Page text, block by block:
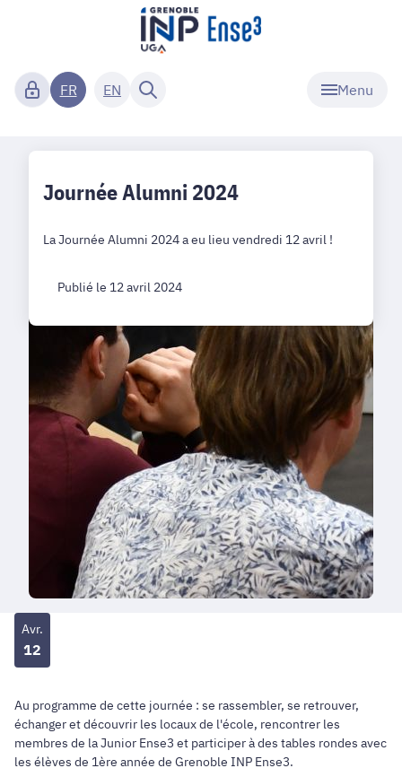
Menu
FR EN
Journée Alumni 2024
La Journée Alumni 2024 a eu lieu vendredi 12 avril !
Publié le 12 avril 2024
Avr.
12
Au programme de cette journée : se rassembler, se retrouver,
échanger et découvrir les locaux de l'école, rencontrer les
membres de la Junior Ense3 et participer à des tables rondes avec
les élèves de 1ère année de Grenoble INP Ense3.